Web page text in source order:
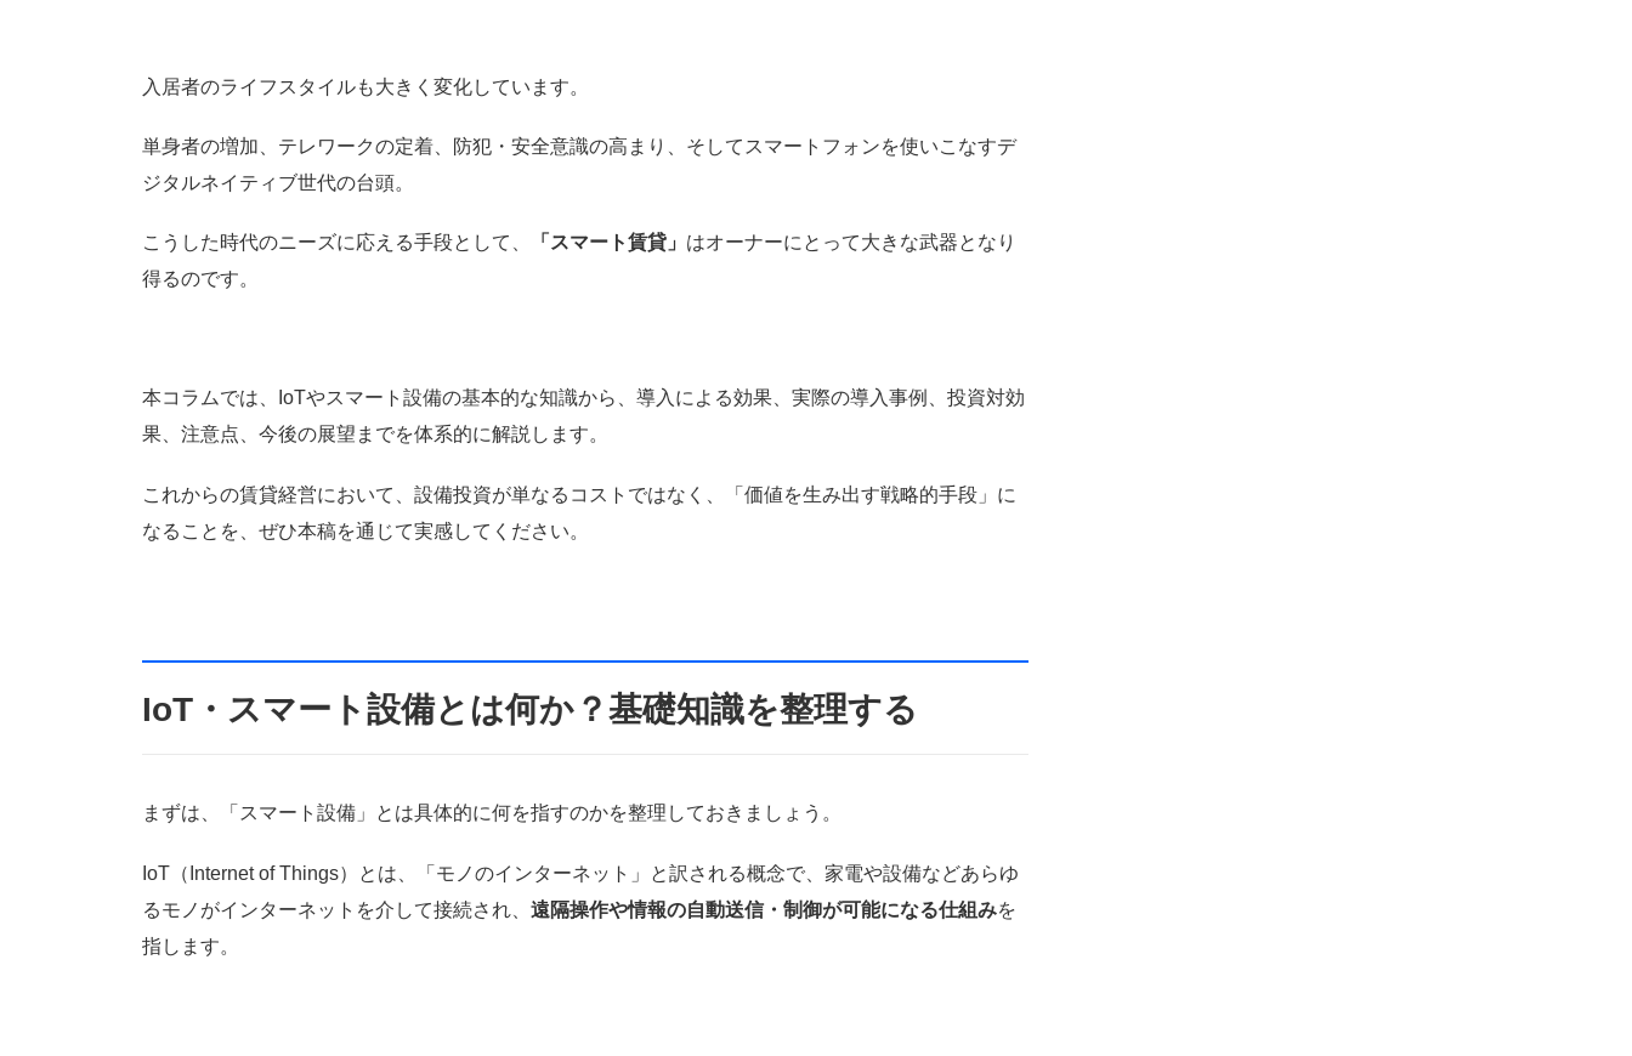
入居者のライフスタイルも大きく変化しています。
単身者の増加、テレワークの定着、防犯・安全意識の高まり、そしてスマートフォンを使いこなすデ
ジタルネイティブ世代の台頭。
こうした時代のニーズに応える手段として、 「スマート賃貸」 はオーナーにとって大きな武器となり
得るのです。
本コラムでは、IoTやスマート設備の基本的な知識から、導入による効果、実際の導入事例、投資対効
果、注意点、今後の展望までを体系的に解説します。
これからの賃貸経営において、設備投資が単なるコストではなく、「価値を生み出す戦略的手段」に
なることを、ぜひ本稿を通じて実感してください。
IoT・スマート設備とは何か？基礎知識を整理する
まずは、「スマート設備」とは具体的に何を指すのかを整理しておきましょう。
IoT（Internet of Things）とは、「モノのインターネット」と訳される概念で、家電や設備などあらゆ
るモノがインターネットを介して接続され、 遠隔操作や情報の自動送信・制御が可能になる仕組みを
指します。